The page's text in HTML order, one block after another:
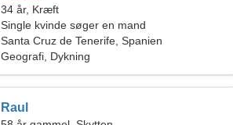
34 år, Kræft
Single kvinde søger en mand
Santa Cruz de Tenerife, Spanien
Geografi, Dykning
Raul